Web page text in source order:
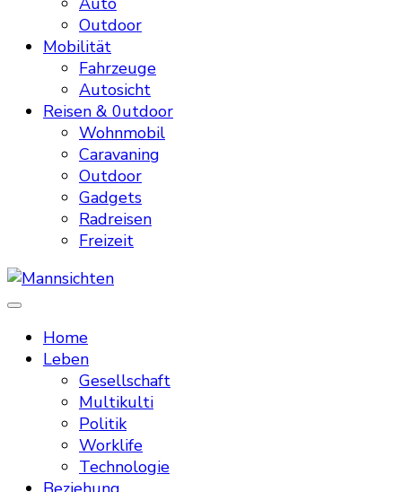
Outdoor
Mobilität
Fahrzeuge
Autosicht
Reisen & 0utdoor
Wohnmobil
Caravaning
Outdoor
Gadgets
Radreisen
Freizeit
Mannsichten
Home
Leben
Gesellschaft
Multikulti
Politik
Worklife
Technologie